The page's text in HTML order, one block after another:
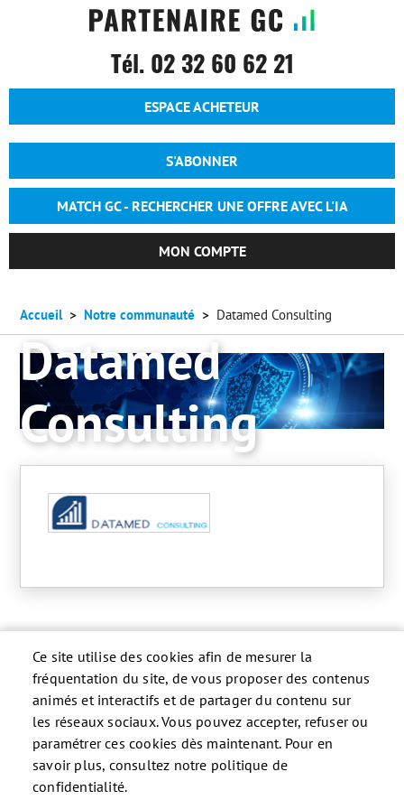
Tél. 02 32 60 62 21
Entête - Espace acheteur
ESPACE ACHETEUR
Entête - Accueil - Anonyme
S'ABONNER
MATCH GC - RECHERCHER UNE OFFRE AVEC L'IA
MON COMPTE
Accueil Notre communauté Datamed Consulting
Datamed
Consulting
Ce site utilise des cookies afin de mesurer la
fréquentation du site, de vous proposer des contenus
animés et interactifs et de partager du contenu sur
les réseaux sociaux. Vous pouvez accepter, refuser ou
paramétrer ces cookies dès maintenant. Pour en
savoir plus, consultez notre politique de
confidentialité.